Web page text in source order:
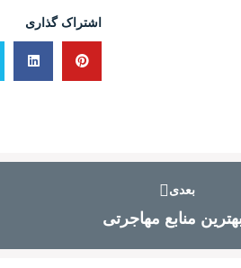
اشتراک گذاری
بعدی
منابع مهاجرتی